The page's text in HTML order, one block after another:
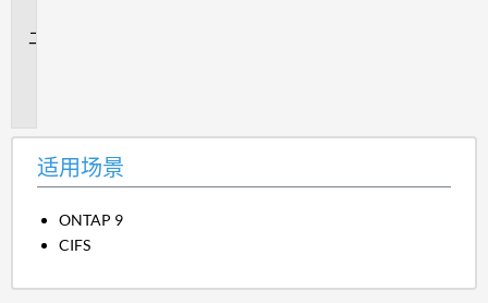
适用场景
ONTAP 9
CIFS